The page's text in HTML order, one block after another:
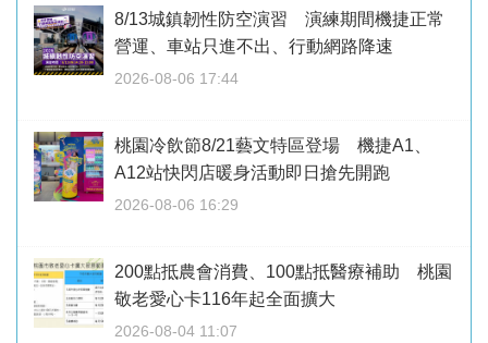
8/13城鎮韌性防空演習 演練期間機捷正常
營運、車站只進不出、行動網路降速
2026-08-06 17:44
桃園冷飲節8/21藝文特區登場 機捷A1、
A12站快閃店暖身活動即日搶先開跑
2026-08-06 16:29
200點抵農會消費、100點抵醫療補助 桃園
敬老愛心卡116年起全面擴大
2026-08-04 11:07